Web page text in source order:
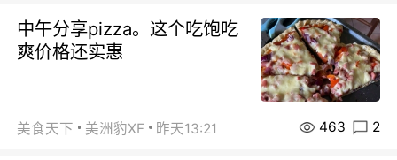
中午分享pizza。这个吃饱吃
爽价格还实惠
美食天下 美洲豹XF 昨天13:21 463 2